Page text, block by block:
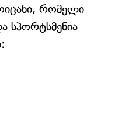
რომელი
სპორტსმენია